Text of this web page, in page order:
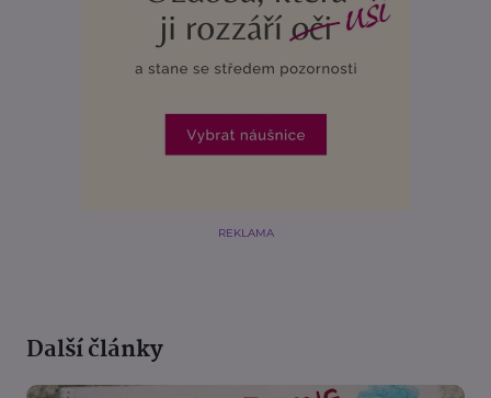
REKLAMA
Další články